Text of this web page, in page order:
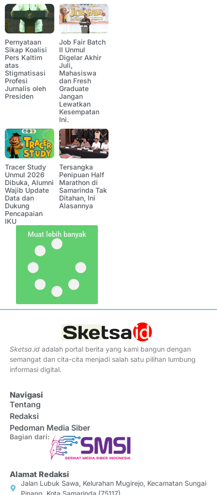
Pernyataan
Sikap Koalisi
Pers Kaltim
atas
Stigmatisasi
Profesi
Jurnalis oleh
Presiden
Job Fair Batch
II Unmul
Digelar Akhir
Juli,
Mahasiswa
dan Fresh
Graduate
Jangan
Lewatkan
Kesempatan
Ini.
Tracer Study
Unmul 2026
Dibuka, Alumni
Wajib Update
Data dan
Dukung
Pencapaian
IKU
Tersangka
Penipuan Half
Marathon di
Samarinda Tak
Ditahan, Ini
Alasannya
Muat lebih banyak
Sketsa.id adalah portal berita yang kami bangun dengan
semangat dan cita-cita menjadi salah satu pilihan lumbung
informasi digital.
Navigasi
Tentang
Redaksi
Pedoman Media Siber
Bagian dari:
Alamat Redaksi
Jalan Lubuk Sawa, Kelurahan Mugirejo, Kecamatan Sungai
Pinang, Kota Samarinda (75117)